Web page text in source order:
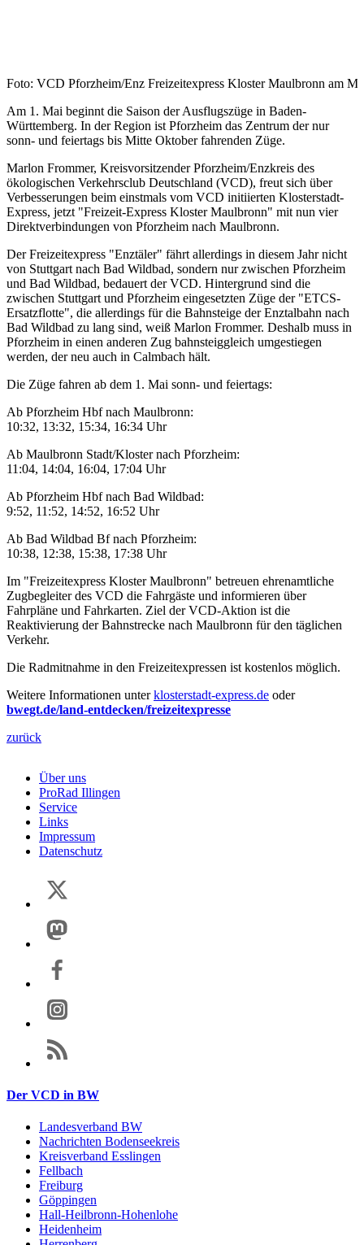
Foto: VCD Pforzheim/Enz Freizeitexpress Kloster Maulbronn am
Am 1. Mai beginnt die Saison der Ausflugszüge in Baden-
Württemberg. In der Region ist Pforzheim das Zentrum der nur
sonn- und feiertags bis Mitte Oktober fahrenden Züge.
Marlon Frommer, Kreisvorsitzender Pforzheim/Enzkreis des
ökologischen Verkehrsclub Deutschland (VCD), freut sich über
Verbesserungen beim einstmals vom VCD initiierten Klosterstadt-
Express, jetzt "Freizeit-Express Kloster Maulbronn" mit nun vier
Direktverbindungen von Pforzheim nach Maulbronn.
Der Freizeitexpress "Enztäler" fährt allerdings in diesem Jahr nicht
von Stuttgart nach Bad Wildbad, sondern nur zwischen Pforzheim
und Bad Wildbad, bedauert der VCD. Hintergrund sind die
zwischen Stuttgart und Pforzheim eingesetzten Züge der "ETCS-
Ersatzflotte", die allerdings für die Bahnsteige der Enztalbahn nach
Bad Wildbad zu lang sind, weiß Marlon Frommer. Deshalb muss in
Pforzheim in einen anderen Zug bahnsteiggleich umgestiegen
werden, der neu auch in Calmbach hält.
Die Züge fahren ab dem 1. Mai sonn- und feiertags:
Ab Pforzheim Hbf nach Maulbronn:
10:32, 13:32, 15:34, 16:34 Uhr
Ab Maulbronn Stadt/Kloster nach Pforzheim:
11:04, 14:04, 16:04, 17:04 Uhr
Ab Pforzheim Hbf nach Bad Wildbad:
9:52, 11:52, 14:52, 16:52 Uhr
Ab Bad Wildbad Bf nach Pforzheim:
10:38, 12:38, 15:38, 17:38 Uhr
Im "Freizeitexpress Kloster Maulbronn" betreuen ehrenamtliche
Zugbegleiter des VCD die Fahrgäste und informieren über
Fahrpläne und Fahrkarten. Ziel der VCD-Aktion ist die
Reaktivierung der Bahnstrecke nach Maulbronn für den täglichen
Verkehr.
Die Radmitnahme in den Freizeitexpressen ist kostenlos möglich.
Weitere Informationen unterklosterstadt-express.de oder
bwegt.de/land-entdecken/freizeitexpresse
zurück
Über uns
ProRad Illingen
Service
Links
Impressum
Datenschutz
Der VCD in BW
Landesverband BW
Nachrichten Bodenseekreis
Kreisverband Esslingen
Fellbach
Freiburg
Göppingen
Hall-Heilbronn-Hohenlohe
Heidenheim